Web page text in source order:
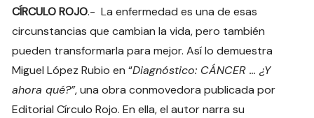
CÍRCULO ROJO.- La enfermedad es una de esas
circunstancias que cambian la vida, pero también
pueden transformarla para mejor. Así lo demuestra
Miguel López Rubio en “Diagnóstico: CÁNCER … ¿Y
ahora qué?”, una obra conmovedora publicada por
Editorial Círculo Rojo. En ella, el autor narra su